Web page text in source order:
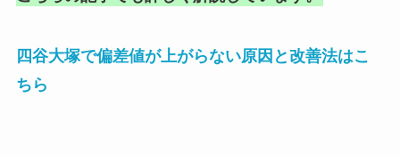
四谷大塚で偏差値が上がらない原因と改善法はこ
ちら